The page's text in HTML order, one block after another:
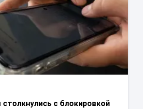
столкнулись с блокировкой